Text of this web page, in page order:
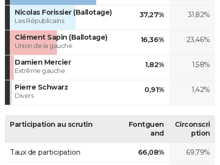
Nicolas Forissier (Ballotage)
Les Républicains
37,27% 31,82%
Clément Sapin (Ballotage)
Union de la gauche
16,36% 23,46%
Damien Mercier
Extrême gauche
1,82% 1,58%
Pierre Schwarz
Divers
0,91% 1,42%
Participation au scrutin
Fontguen
and
Circonscri
ption
Taux de participation 66,08% 69,79%